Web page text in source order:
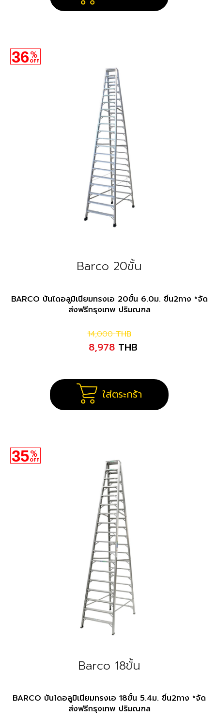
36%
OFF
Barco 20ขั้น
BARCO บันไดอลูมิเนียมทรงเอ 20ขั้น 6.0ม. ขึ้น2ทาง *จัด
ส่งฟรีกรุงเทพ ปริมณฑล
14,000 THB
8,978 THB
ใส่ตระกร้า
35%
OFF
Barco 18ขั้น
BARCO บันไดอลูมิเนียมทรงเอ 18ขั้น 5.4ม. ขึ้น2ทาง *จัด
ส่งฟรีกรุงเทพ ปริมณฑล